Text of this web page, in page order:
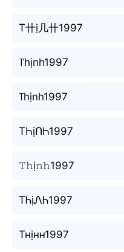
T卄ị几卄1997
꓅hịnh1997
꓄hịnh1997
TҺịՈҺ1997
𝚃𝚑ị𝚗𝚑1997
TᏂịᏁᏂ1997
Тнịнн1997